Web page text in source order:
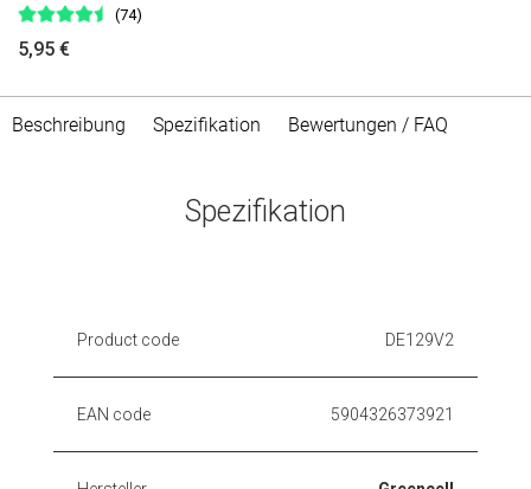
(74)
5,95 €
Beschreibung Spezifikation Bewertungen / FAQ
Spezifikation
Product code DE129V2
EAN code 5904326373921